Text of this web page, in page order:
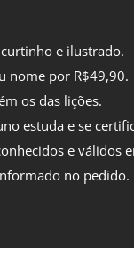
e ilustrado.
nome por R$49,90.
os das lições.
estuda e se
e válidos
no pedido.